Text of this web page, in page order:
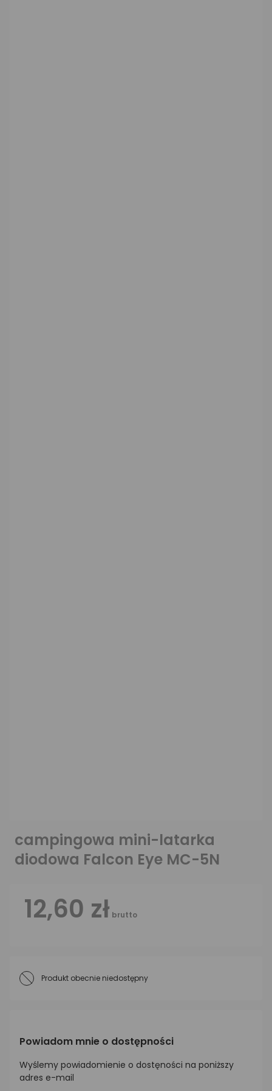
campingowa mini-latarka
diodowa Falcon Eye MC-5N
12,60 zł brutto
Produkt obecnie niedostępny
Powiadom mnie o dostępności
Wyślemy powiadomienie o dostęności na poniższy
adres e-mail